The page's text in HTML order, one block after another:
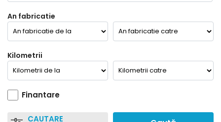
An fabricatie
Kilometrii
Finantare
CAUTARE